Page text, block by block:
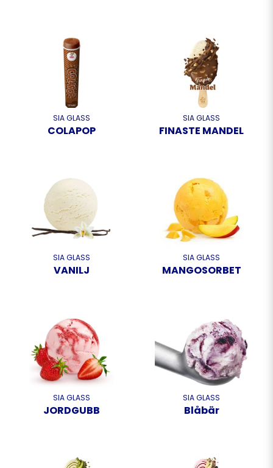
SIA GLASS
COLAPOP
SIA GLASS
FINASTE MANDEL
SIA GLASS
VANILJ
SIA GLASS
MANGOSORBET
SIA GLASS
JORDGUBB
SIA GLASS
Blåbär